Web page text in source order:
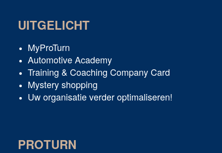
UITGELICHT
MyProTurn
Automotive Academy
Training & Coaching Company Card
Mystery shopping
Uw organisatie verder optimaliseren!
PROTURN